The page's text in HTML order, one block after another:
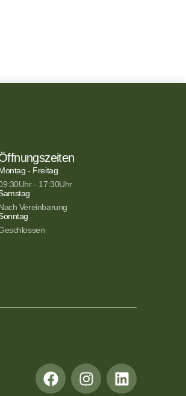
- Freitag
- 17:30Uhr
Vereinbarung